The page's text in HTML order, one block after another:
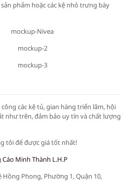
phẩm hoặc các kệ nhỏ trưng bày
các kệ tủ, gian hàng triển lãm, hội
như trên, đảm bảo uy tín và chất lượng
tôi để được giá tốt nhất!
Minh Thành L.H.P
Hồng Phong, Phường 1, Quận 10,